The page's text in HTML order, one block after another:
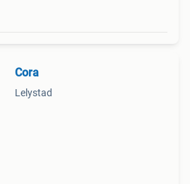
Cora
Lelystad